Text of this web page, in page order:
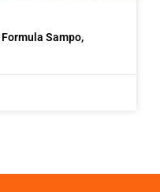
Sampo,